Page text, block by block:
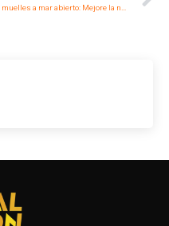
De muelles a mar abierto: Mejore la navegación marítima con luces de trabajo LED de inundación